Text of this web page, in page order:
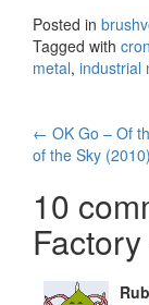
Posted in
Tagged with
metal, industrial
Post
← OK Go – Of
of the Sky (2010)
10